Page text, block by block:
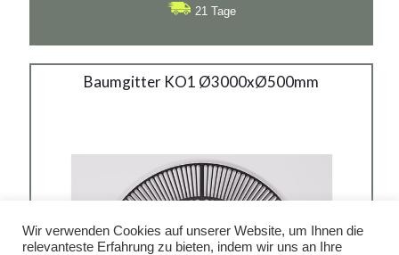
21 Tage
Baumgitter KO1 Ø3000xØ500mm
Baumgitter KO1
Material:
Gusseisen
Wir verwenden Cookies auf unserer Website, um Ihnen die
relevanteste Erfahrung zu bieten, indem wir uns an Ihre